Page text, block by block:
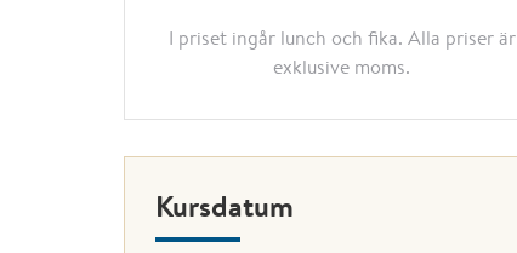
I priset ingår lunch och fika. Alla priser är
exklusive moms.
Kursdatum